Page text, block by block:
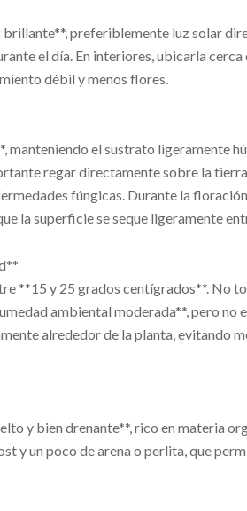
preferiblemente luz solar
el día. En interiores, ubicarla cerca
débil y menos flores.
manteniendo el sustrato ligeramente
regar directamente sobre la
fúngicas. Durante la
la superficie se seque ligeramente
**15 y 25 grados centígrados**. No
ambiental moderada**, pero no
alrededor de la planta, evitando
y bien drenante**, rico en materia
y un poco de arena o perlita, que